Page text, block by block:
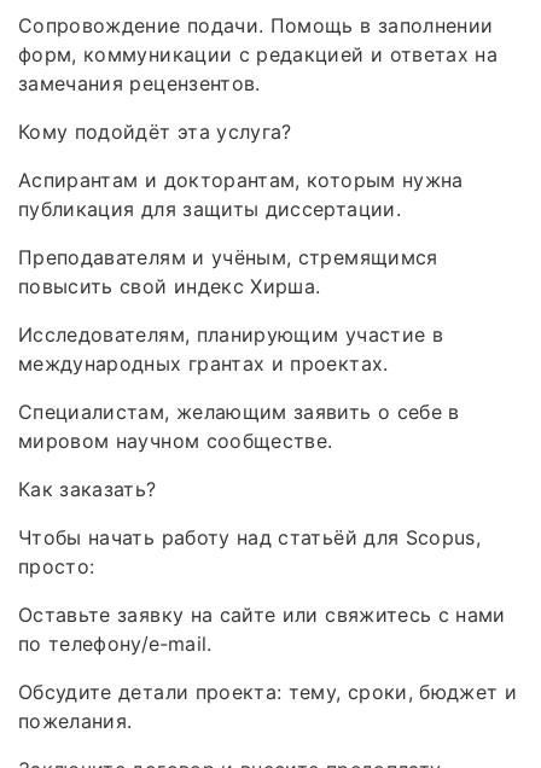
Сопровождение подачи. Помощь в заполнении
форм, коммуникации с редакцией и ответах на
замечания рецензентов.
Кому подойдёт эта услуга?
Аспирантам и докторантам, которым нужна
публикация для защиты диссертации.
Преподавателям и учёным, стремящимся
повысить свой индекс Хирша.
Исследователям, планирующим участие в
международных грантах и проектах.
Специалистам, желающим заявить о себе в
мировом научном сообществе.
Как заказать?
Чтобы начать работу над статьёй для Scopus,
просто:
Оставьте заявку на сайте или свяжитесь с нами
по телефону/e‑mail.
Обсудите детали проекта: тему, сроки, бюджет и
пожелания.